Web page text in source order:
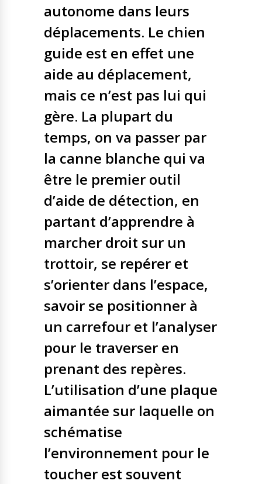
autonome dans leurs
déplacements. Le chien
guide est en effet une
aide au déplacement,
mais ce n’est pas lui qui
gère. La plupart du
temps, on va passer par
la canne blanche qui va
être le premier outil
d’aide de détection, en
partant d’apprendre à
marcher droit sur un
trottoir, se repérer et
s’orienter dans l’espace,
savoir se positionner à
un carrefour et l’analyser
pour le traverser en
prenant des repères.
L’utilisation d’une plaque
aimantée sur laquelle on
schématise
l’environnement pour le
toucher est souvent